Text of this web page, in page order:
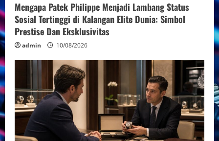
Mengapa Patek Philippe Menjadi Lambang Status
Sosial Tertinggi di Kalangan Elite Dunia: Simbol
Prestise Dan Eksklusivitas
admin 10/08/2026